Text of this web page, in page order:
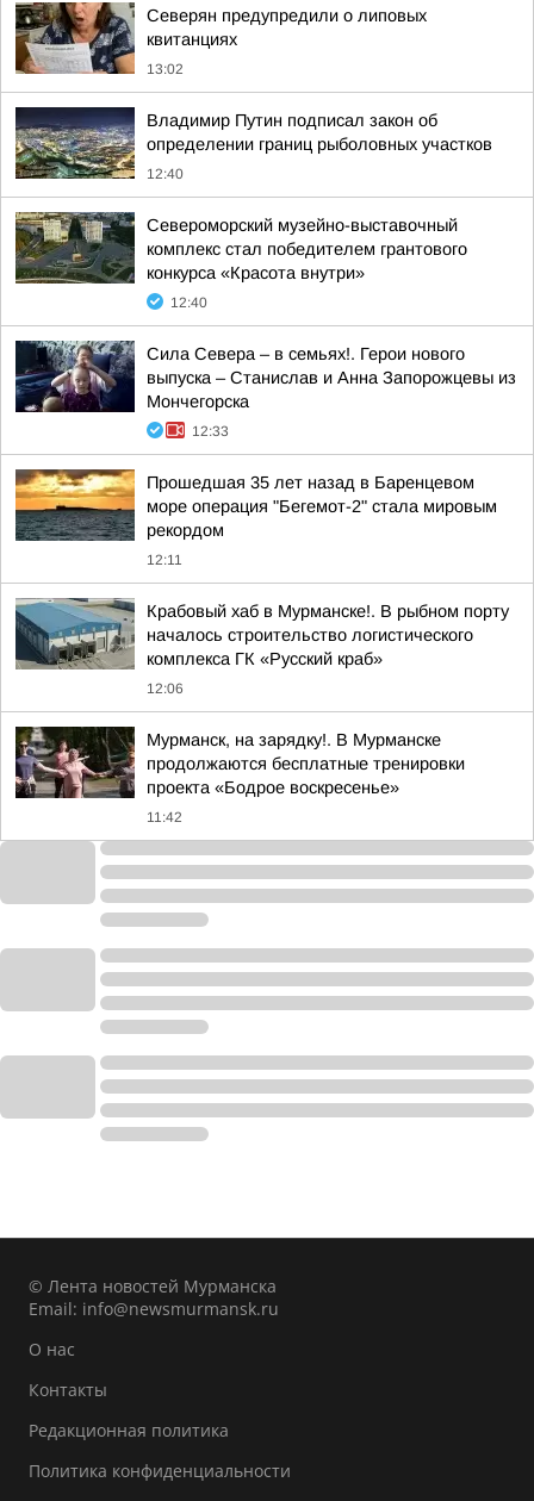
Северян предупредили о липовых
квитанциях
13:02
Владимир Путин подписал закон об
определении границ рыболовных участков
12:40
Североморский музейно-выставочный
комплекс стал победителем грантового
конкурса «Красота внутри»
12:40
Сила Севера – в семьях!. Герои нового
выпуска – Станислав и Анна Запорожцевы из
Мончегорска
12:33
Прошедшая 35 лет назад в Баренцевом
море операция "Бегемот-2" стала мировым
рекордом
12:11
Крабовый хаб в Мурманске!. В рыбном порту
началось строительство логистического
комплекса ГК «Русский краб»
12:06
Мурманск, на зарядку!. В Мурманске
продолжаются бесплатные тренировки
проекта «Бодрое воскресенье»
11:42
© Лента новостей Мурманска
Email: info@newsmurmansk.ru
О нас
Контакты
Редакционная политика
Политика конфиденциальности